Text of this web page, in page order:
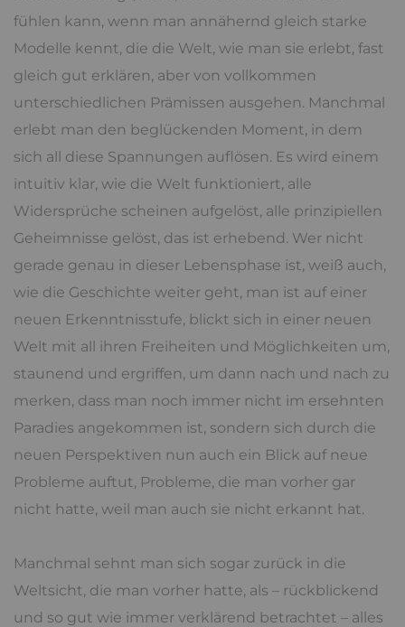
fühlen kann, wenn man annähernd gleich starke
Modelle kennt, die die Welt, wie man sie erlebt, fast
gleich gut erklären, aber von vollkommen
unterschiedlichen Prämissen ausgehen. Manchmal
erlebt man den beglückenden Moment, in dem
sich all diese Spannungen auflösen. Es wird einem
intuitiv klar, wie die Welt funktioniert, alle
Widersprüche scheinen aufgelöst, alle prinzipiellen
Geheimnisse gelöst, das ist erhebend. Wer nicht
gerade genau in dieser Lebensphase ist, weiß auch,
wie die Geschichte weiter geht, man ist auf einer
neuen Erkenntnisstufe, blickt sich in einer neuen
Welt mit all ihren Freiheiten und Möglichkeiten um,
staunend und ergriffen, um dann nach und nach zu
merken, dass man noch immer nicht im ersehnten
Paradies angekommen ist, sondern sich durch die
neuen Perspektiven nun auch ein Blick auf neue
Probleme auftut, Probleme, die man vorher gar
nicht hatte, weil man auch sie nicht erkannt hat.
Manchmal sehnt man sich sogar zurück in die
Weltsicht, die man vorher hatte, als – rückblickend
und so gut wie immer verklärend betrachtet – alles